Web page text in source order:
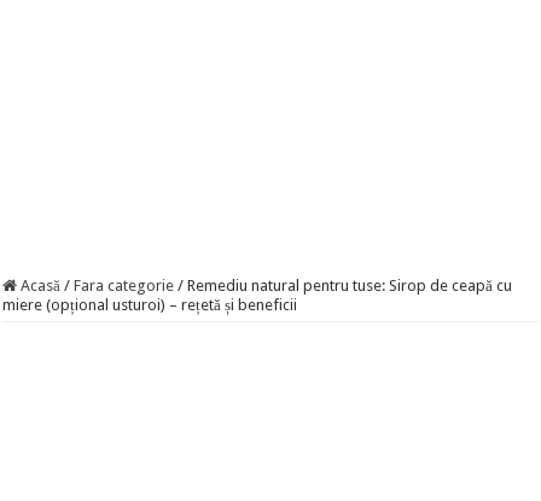
Acasă / Fara categorie / Remediu natural pentru tuse: Sirop de ceapă cu
miere (opțional usturoi) – rețetă și beneficii